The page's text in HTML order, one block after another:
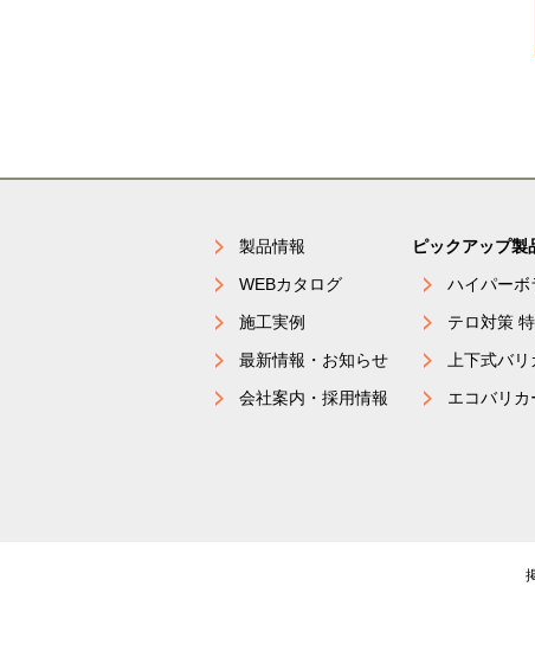
製品情報
WEBカタログ
施工実例
最新情報・お知らせ
会社案内・採用情報
ピックアップ製
ハイパーボ
テロ対策
上下式バ
エコバリカ